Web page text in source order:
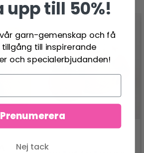
upp till 50%!
garn-gemenskap och få
tillgång till inspirerande
och specialerbjudanden!
Prenumerera
Nej tack